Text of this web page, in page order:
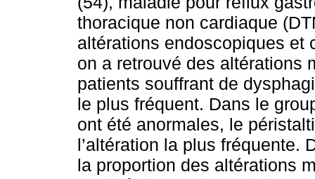
thoracique non cardiaque
altérations endoscopiques
on a retrouvé des altérations
patients souffrant de
le plus fréquent. Dans le
ont été anormales, le
l’altération la plus fréquente.
la proportion des altérations